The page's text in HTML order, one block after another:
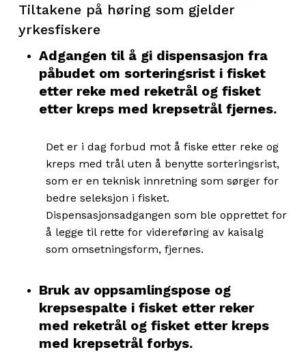
Tiltakene på høringsom gjelder
yrkesfiskere
Adgangen til å gi dispensasjon fra
påbudet om sorteringsrist i fisket
etter reke med reketrål og fisket
etter kreps med krepsetrål fjernes.
Det er i dag forbud mot å fiske etter reke og
kreps med trål uten å benytte sorteringsrist,
som er en teknisk innretning som sørger for
bedre seleksjon i fisket.
Dispensasjonsadgangen som ble opprettet for
å legge til rette for videreføring av kaisalg
som omsetningsform, fjernes.
Bruk av oppsamlingspose og
krepsespalte i fisket etter reker
med reketrål og fisket etter kreps
med krepsetrål forbys.